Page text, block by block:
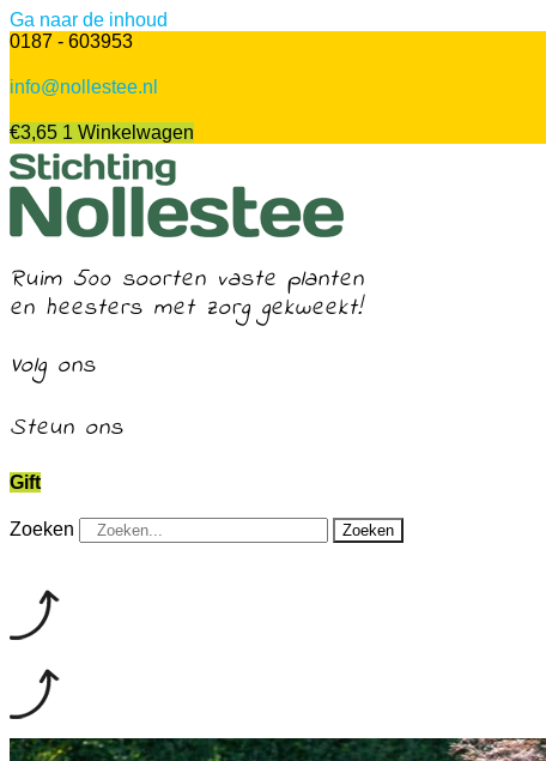
Ga naar de inhoud
0187 - 603953
info@nollestee.nl
€3,65 1 Winkelwagen
Ruim 500 soorten vaste planten
en heesters met zorg gekweekt!
Volg ons
Steun ons
Gift
Zoeken Zoeken